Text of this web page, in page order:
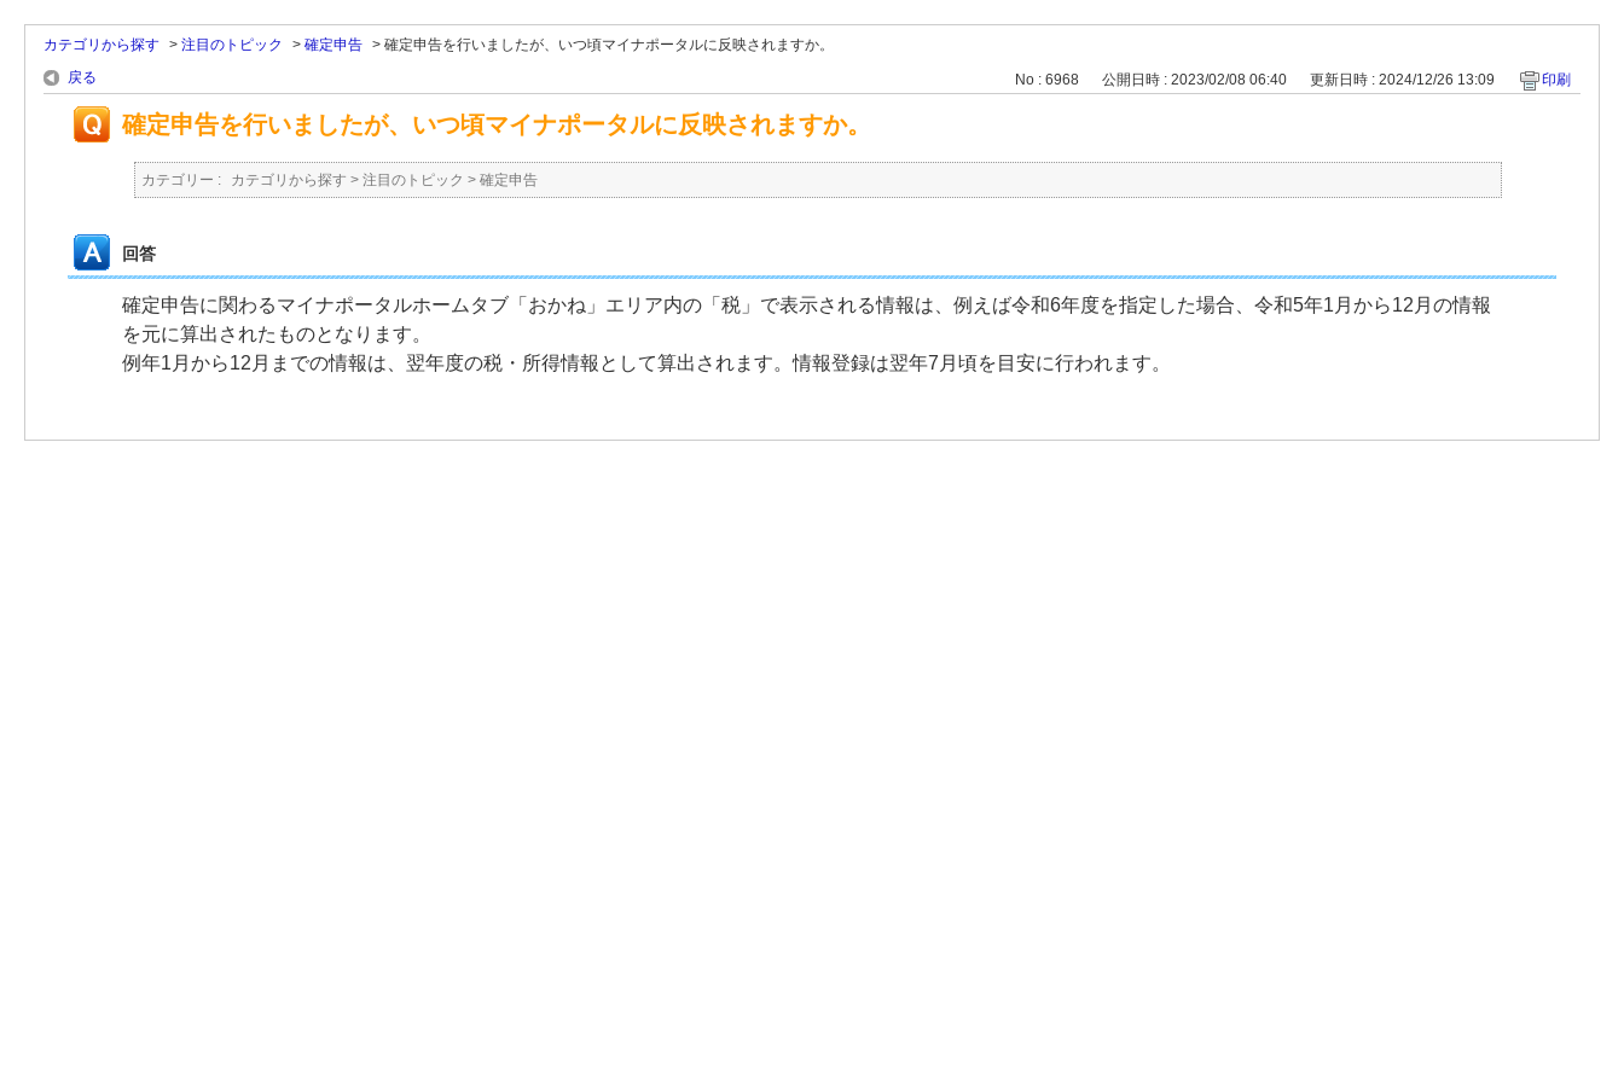
カテゴリから探す > 注目のトピック > 確定申告 > 確定申告を行いましたが、いつ頃マイナポータルに反映されますか。
戻る
No : 6968 公開日時 : 2023/02/08 06:40 更新日時 : 2024/12/26 13:09 印刷
確定申告を行いましたが、いつ頃マイナポータルに反映されますか。
カテゴリー : カテゴリから探す > 注目のトピック > 確定申告
回答
確定申告に関わるマイナポータルホームタブ「おかね」エリア内の「税」で表示される情報は、例えば令和6年度を指定した場合、令和5年1月から12月の情報
を元に算出されたものとなります。
例年1月から12月までの情報は、翌年度の税・所得情報として算出されます。情報登録は翌年7月頃を目安に行われます。